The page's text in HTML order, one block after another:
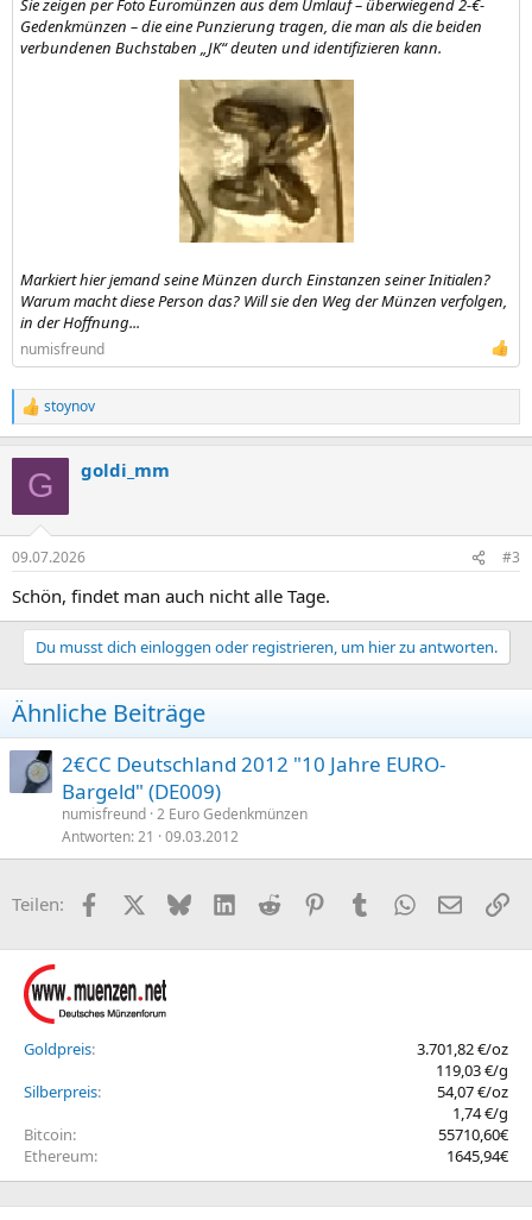
Sie zeigen per Foto Euromünzen aus dem Umlauf – überwiegend 2-€-
Gedenkmünzen – die eine Punzierung tragen, die man als die beiden
verbundenen Buchstaben „JK“ deuten und identifizieren kann.
Markiert hier jemand seine Münzen durch Einstanzen seiner Initialen?
Warum macht diese Person das? Will sie den Weg der Münzen verfolgen,
in der Hoffnung...
numisfreund
R
e
e
:
stoynov
G goldi_mm
09.07.2026 #3
Schön, findet man auch nicht alle Tage.
Du musst dich einloggen oder registrieren, um hier zu antworten.
Ähnliche Beiträge
2€CC Deutschland 2012 "10 Jahre EURO-
Bargeld" (DE009)
numisfreund 2 Euro Gedenkmünzen
Antworten 21 09.03.2012
Teilen: FacebookX (Twitter)
BlueskyLinkedIn
Reddit PinterestTumblr WhatsApp
E-Mail
Goldpreis
3.701,82 €/oz
119,03 €/g
Silberpreis
54,07 €/oz
1,74 €/g
Bitcoin
55710,60€
Ethereum
1645,94€